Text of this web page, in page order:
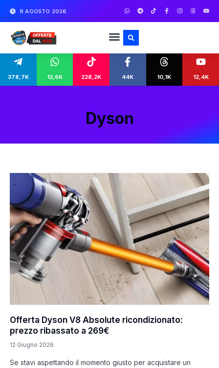
9 AGOSTO 2026
378,7K 12,6K 228,2K 44K 10,1K 12,4K
Dyson
Offerta Dyson V8 Absolute ricondizionato:
prezzo ribassato a 269€
12 Giugno 2026
Se stavi aspettando il momento giusto per acquistare un